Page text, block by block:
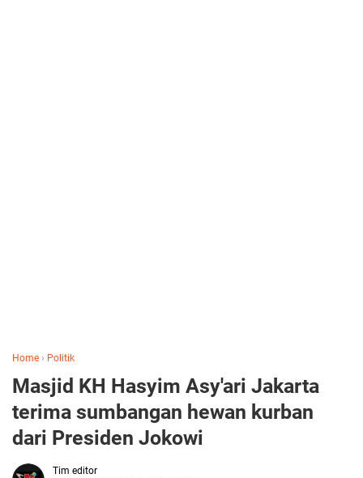
Home › Politik
Masjid KH Hasyim Asy'ari Jakarta
terima sumbangan hewan kurban
dari Presiden Jokowi
Tim editor